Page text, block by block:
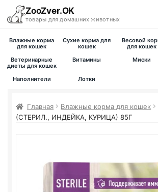
ZooZver.OK
товары для домашних животных
На главную
Влажные корма
для кошек
Сухие корма для
кошек
Весовой
для кошек
Ветеринарные
диеты для кошек
Витамины Миски
Наполнители
Лотки
Главная Влажные корма для кошек
(СТЕРИЛ., ИНДЕЙКА, КУРИЦА) 85Г